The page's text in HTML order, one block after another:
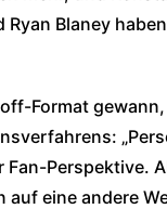
Blaney
Format
Perspektive.
eine andere